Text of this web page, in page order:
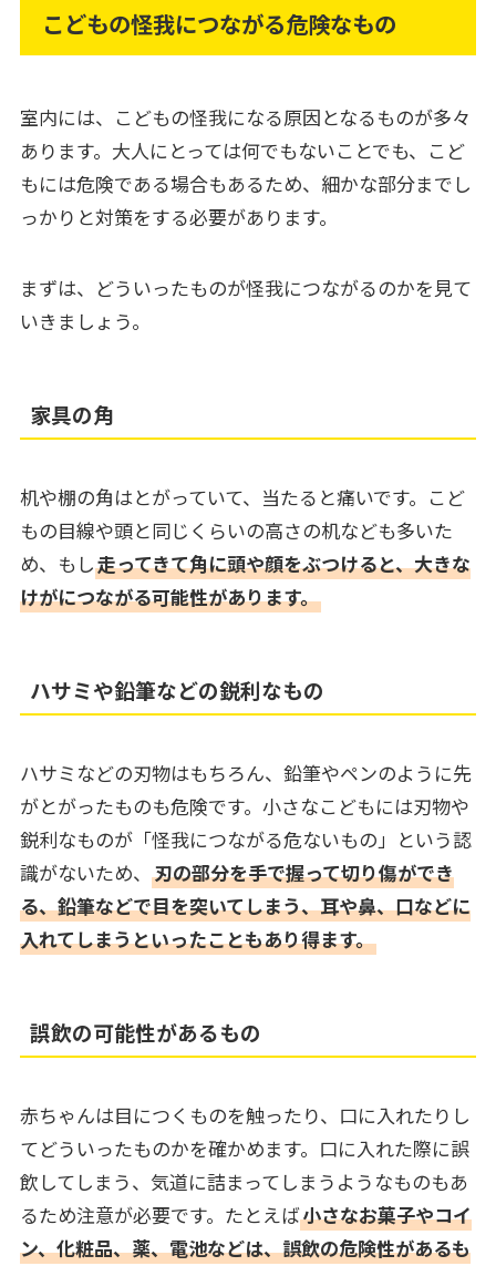
こどもの怪我につながる危険なもの
室内には、こどもの怪我になる原因となるものが多々
あります。大人にとっては何でもないことでも、こど
もには危険である場合もあるため、細かな部分までし
っかりと対策をする必要があります。
まずは、どういったものが怪我につながるのかを見て
いきましょう。
家具の角
机や棚の角はとがっていて、当たると痛いです。こど
もの目線や頭と同じくらいの高さの机なども多いた
め、もし走ってきて角に頭や顔をぶつけると、大きな
けがにつながる可能性があります。
ハサミや鉛筆などの鋭利なもの
ハサミなどの刃物はもちろん、鉛筆やペンのように先
がとがったものも危険です。小さなこどもには刃物や
鋭利なものが「怪我につながる危ないもの」という認
識がないため、 刃の部分を手で握って切り傷ができ
る、鉛筆などで目を突いてしまう、耳や鼻、口などに
入れてしまうといったこともあり得ます。
誤飲の可能性があるもの
赤ちゃんは目につくものを触ったり、口に入れたりし
てどういったものかを確かめます。口に入れた際に誤
飲してしまう、気道に詰まってしまうようなものもあ
るため注意が必要です。たとえば小さなお菓子やコイ
ン、化粧品、薬、電池などは、誤飲の危険性があるも